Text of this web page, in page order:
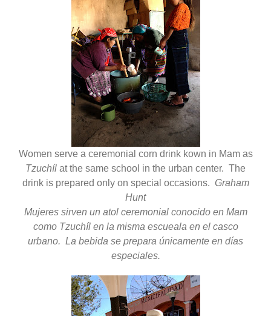
Women serve a ceremonial corn drink kown in Mam as
Tzuchíl at the same school in the urban center. The
drink is prepared only on special occasions. Graham
Hunt
Mujeres sirven un atol ceremonial conocido en Mam
como Tzuchíl en la misma escueala en el casco
urbano. La bebida se prepara únicamente en días
especiales.